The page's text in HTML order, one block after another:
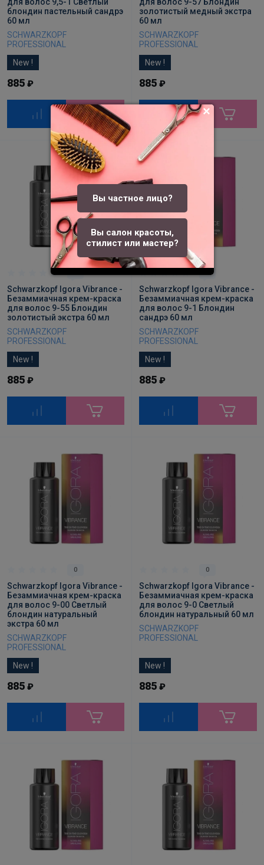
блондин пастельный сандрэ
60 мл
SCHWARZKOPF
PROFESSIONAL
New !
885 ₽
золотистый медный экстра
60 мл
SCHWARZKOPF
PROFESSIONAL
New !
885 ₽
Schwarzkopf Igora Vibrance -
Безаммиачная крем-краска
для волос 9-55 Блондин
золотистый экстра 60 мл
SCHWARZKOPF
PROFESSIONAL
New !
885 ₽
Schwarzkopf Igora Vibrance -
Безаммиачная крем-краска
для волос 9-1 Блондин
сандрэ 60 мл
SCHWARZKOPF
PROFESSIONAL
New !
885 ₽
0
Schwarzkopf Igora Vibrance -
Безаммиачная крем-краска
для волос 9-00 Светлый
блондин натуральный
экстра 60 мл
SCHWARZKOPF
PROFESSIONAL
New !
885 ₽
0
Schwarzkopf Igora Vibrance -
Безаммиачная крем-краска
для волос 9-0 Светлый
блондин натуральный 60 мл
SCHWARZKOPF
PROFESSIONAL
New !
885 ₽
Вы частное лицо?
Вы салон красоты,
стилист или мастер?